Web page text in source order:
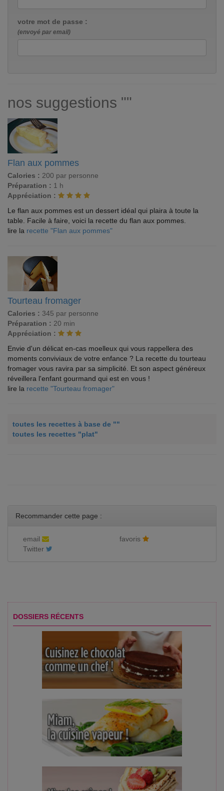
votre mot de passe :
(envoyé par email)
nos suggestions ""
Flan aux pommes
Calories : 200 par personne
Préparation : 1 h
Appréciation :
Le flan aux pommes est un dessert idéal qui plaira à toute la
table. Facile à faire, voici la recette du flan aux pommes.
lire la recette "Flan aux pommes"
Tourteau fromager
Calories : 345 par personne
Préparation : 20 min
Appréciation :
Envie d'un délicat en-cas moelleux qui vous rappellera des
moments conviviaux de votre enfance ? La recette du tourteau
fromager vous ravira par sa simplicité. Et son aspect généreux
réveillera l'enfant gourmand qui est en vous !
lire la recette "Tourteau fromager"
toutes les recettes à base de ""
toutes les recettes "plat"
Recommander cette page :
email
favoris
Twitter
DOSSIERS RÉCENTS